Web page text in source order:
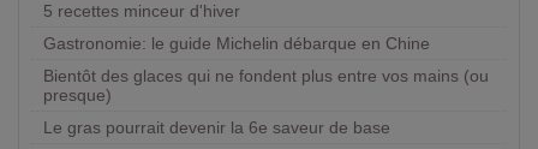
5 recettes minceur d'hiver
Gastronomie: le guide Michelin débarque en Chine
Bientôt des glaces qui ne fondent plus entre vos mains (ou
presque)
Le gras pourrait devenir la 6e saveur de base